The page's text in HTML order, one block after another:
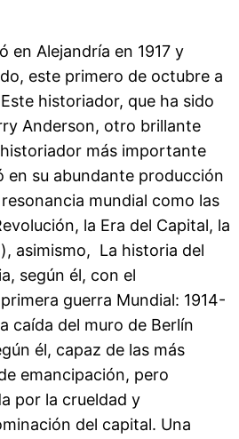
en Alejandría en 1917 y
este primero de octubre a
historiador, que ha sido
Anderson, otro brillante
más importante
en su abundante producción
mundial como las
la Era del Capital, la
asimismo, La historia del
según él, con el
guerra Mundial: 1914-
caída del muro de Berlín
él, capaz de las más
emancipación, pero
por la crueldad y
del capital. Una